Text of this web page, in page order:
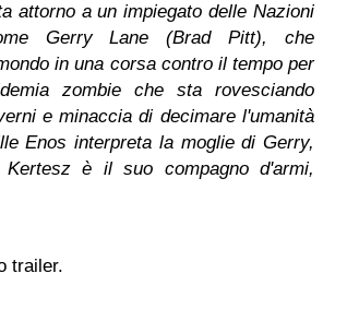
attorno a un impiegato delle Nazioni
Gerry Lane (Brad Pitt), che
in una corsa contro il tempo per
zombie che sta rovesciando
e minaccia di decimare l'umanità
Enos interpreta la moglie di Gerry,
Kertesz è il suo compagno d'armi,
trailer.